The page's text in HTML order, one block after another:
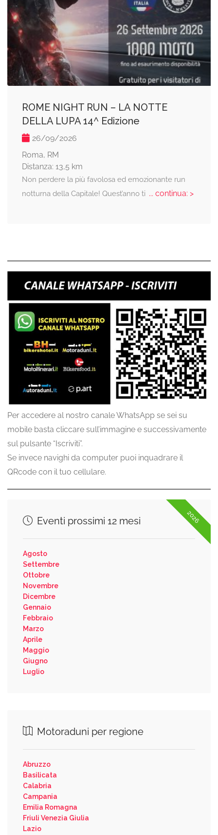
ROME NIGHT RUN – LA NOTTE
DELLA LUPA 14^ Edizione
26/09/2026
Roma, RM
Distanza: 13,5 km
Non perdere la più favolosa ed emozionante run
notturna della Capitale! Quest’anno ti ... continua: >
Per accedere al nostro canale WhatsApp se sei su
mobile basta cliccare sull’immagine e successivamente
sul pulsante “Iscriviti”.
Se invece navighi da computer puoi inquadrare il
QRcode con il tuo cellulare.
2026
Eventi prossimi 12 mesi
Agosto
Settembre
Ottobre
Novembre
Dicembre
Gennaio
Febbraio
Marzo
Aprile
Maggio
Giugno
Luglio
Motoraduni per regione
Abruzzo
Basilicata
Calabria
Campania
Emilia Romagna
Friuli Venezia Giulia
Lazio